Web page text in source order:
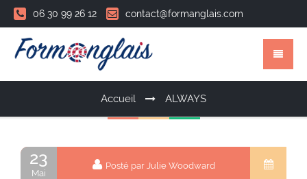
06 30 99 26 12 contact@formanglais.com
Accueil ALWAYS
23
Mai
Posté par Julie Woodward